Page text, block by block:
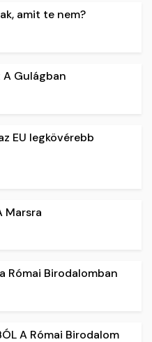
amit te nem?
A Gulágban
EU legkövérebb
Marsra
Római Birodalomban
A Római Birodalom